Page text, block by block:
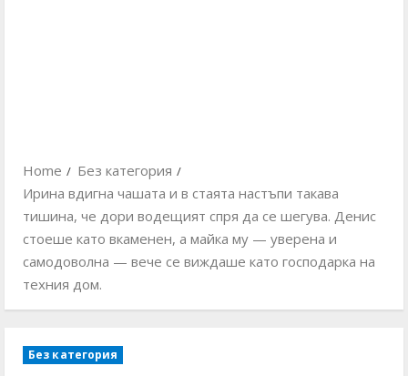
Home
Без категория
Ирина вдигна чашата и в стаята настъпи такава
тишина, че дори водещият спря да се шегува. Денис
стоеше като вкаменен, а майка му — уверена и
самодоволна — вече се виждаше като господарка на
техния дом.
Без категория